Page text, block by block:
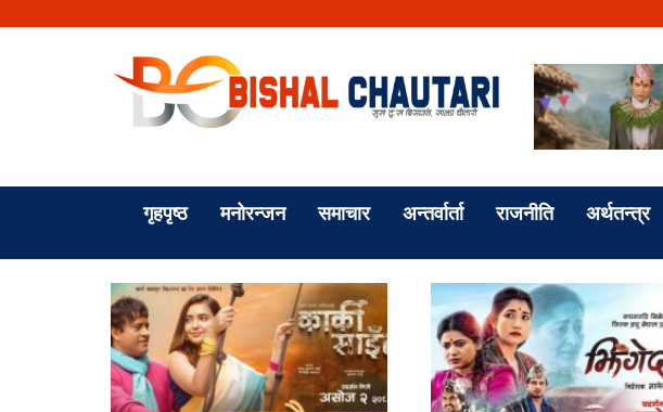
गृहपृष्ठ मनोरन्जन समाचार अन्तर्वार्ता राजनीति अर्थतन्त्र